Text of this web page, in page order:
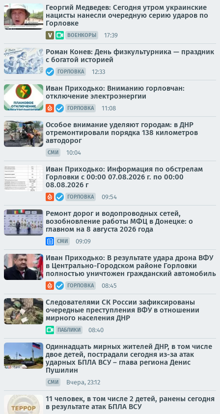
Георгий Медведев: Сегодня утром украинские
нацисты нанесли очередную серию ударов по
Горловке
ВОЕНКОРЫ 17:39
Роман Конев: День физкультурника — праздник
с богатой историей
ГОРЛОВКА 12:33
Иван Приходько: Вниманию горловчан:
отключение электроэнергии
ГОРЛОВКА 11:08
Особое внимание уделяют городам: в ДНР
отремонтировали порядка 138 километров
автодорог
СМИ 10:04
Иван Приходько: Информация по обстрелам
Горловки с 00:00 07.08.2026 г. по 00:00
08.08.2026 г
ГОРЛОВКА 09:54
Ремонт дорог и водопроводных сетей,
возобновление работы МФЦ в Донецке: о
главном на 8 августа 2026 года
СМИ 09:09
Иван Приходько: В результате удара дрона ВФУ
в Центрально-Городском районе Горловки
полностью уничтожен гражданский автомобиль
ГОРЛОВКА 08:45
Следователями СК России зафиксированы
очередные преступления ВФУ в отношении
мирного населения ДНР
ПАБЛИКИ 08:40
Одиннадцать мирных жителей ДНР, в том числе
двое детей, пострадали сегодня из-за атак
ударных БПЛА ВСУ – глава региона Денис
Пушилин
СМИ Вчера, 23:12
11 человек, в том числе 2 детей, ранены сегодня
в результате атак БПЛА ВСУ